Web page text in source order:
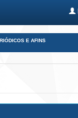
E AFINS